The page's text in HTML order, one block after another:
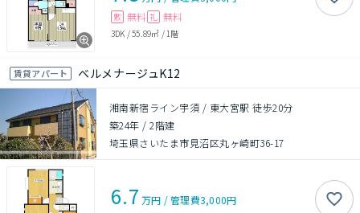
敷 無料 礼 無料
3DK /55.89㎡ / 1階
賃貸アパート ベルメナージュK12
湘南新宿ライン宇須 / 東大宮駅 徒歩20分
築24年 /2階建
埼玉県さいたま市見沼区丸ヶ崎町36-17
6.7 万円 /管理費3,000円